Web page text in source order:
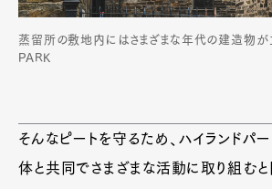
蒸留所の敷地内にはさまざまな年代の建造物
PARK
そんなピートを守るため、ハイランドパ
体と共同でさまざまな活動に取り組むと